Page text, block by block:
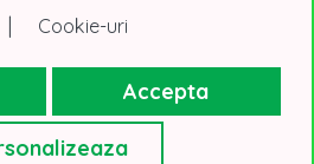
| Cookie-uri
Accepta